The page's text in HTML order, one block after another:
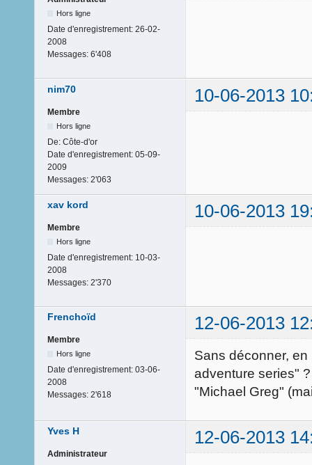
Hors ligne
Date d'enregistrement: 26-02-
2008
Messages: 6'408
nim70 10-06-2013
Membre
Hors ligne
De: Côte-d'or
Date d'enregistrement: 05-09-
2009
Messages: 2'063
xav kord 10-06-2013
Membre
Hors ligne
Date d'enregistrement: 10-03-
2008
Messages: 2'370
Frenchoïd 12-06-2013
Membre
Hors ligne
Date d'enregistrement: 03-06-
2008
Messages: 2'618
Sans déconner,
adventure series"
"Michael Greg"
Yves H 12-06-2013
Administrateur